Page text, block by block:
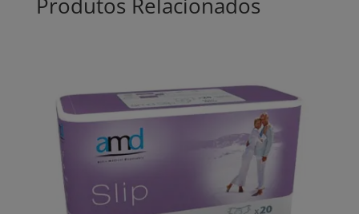
Produtos Relacionados